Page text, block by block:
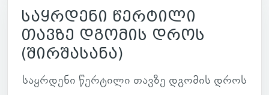
საყრდენი წერტილი
თავზე დგომის დროს
(შირშასანა)
საყ­რდენი წერ­ტილი თავზე დგო­მის დროს